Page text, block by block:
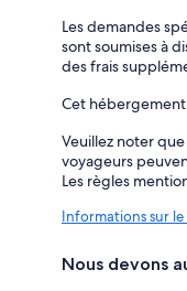
Les demandes
sont soumises à
des frais
Cet
Veuillez noter
voyageurs
Les règles
Informations sur
Nous devons